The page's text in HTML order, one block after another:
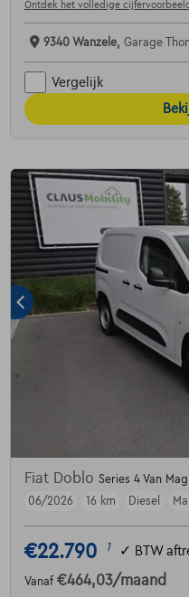
Ontdek het volledige cijfervoorbeeld
9340 Wanzele, Garage
Vergelijk
Fiat Doblo Series 4 Van
06/2026
16 km Diesel
€22.790 1 ✓ BTW
Vanaf €464,03/maand